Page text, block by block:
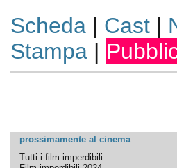
Scheda| Cast|
Stampa|
prossimamente al cinema
Tutti i film imperdibili